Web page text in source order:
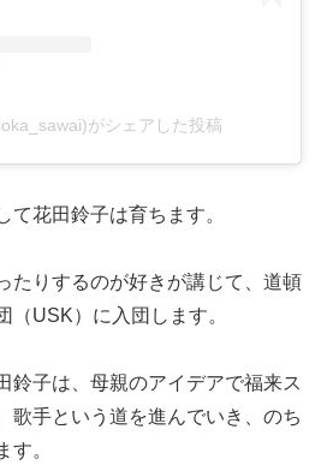
がシェアした投稿
て花田鈴子は育ちます。
たりするのが好きが講じて、道頓
（USK）に入団します。
鈴子は、母親のアイデアで福来ス
歌手という道を進んでいき、のち
す。